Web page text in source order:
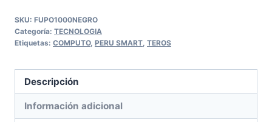
SKU: FUPO1000NEGRO
Categoría: TECNOLOGIA
Etiquetas: COMPUTO, PERU SMART TEROS
Descripción
Información adicional